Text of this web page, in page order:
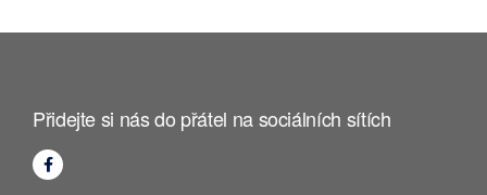
Přidejte si nás do přátel na sociálních sítích